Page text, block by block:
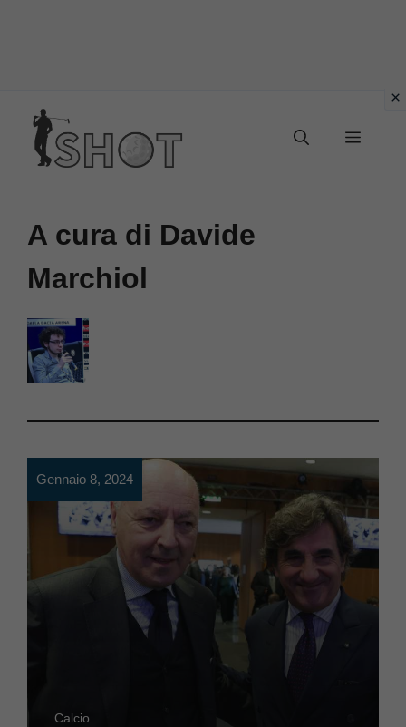
contenuto
Menu
A cura di Davide
Marchiol
Gennaio 8, 2024
Calcio